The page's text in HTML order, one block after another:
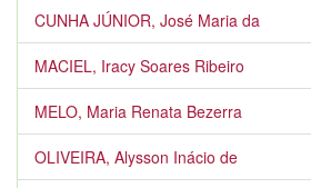
CUNHA JÚNIOR, José Maria da
MACIEL, Iracy Soares Ribeiro
MELO, Maria Renata Bezerra
OLIVEIRA, Alysson Inácio de